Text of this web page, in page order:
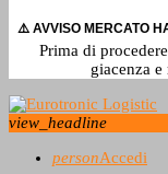
⚠️ AVVISO MERCATO
Prima di
giacenza
view_headline
personAccedi